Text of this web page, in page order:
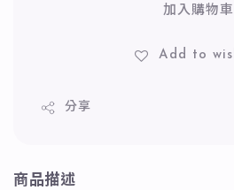
加入購物車
Add to
分享
商品描述